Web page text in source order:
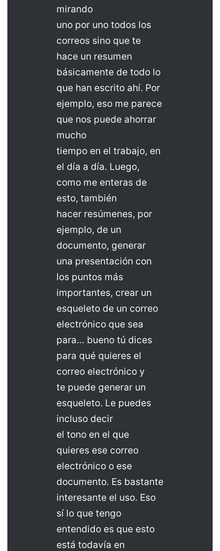
mirando
uno por uno todos los
correos sino que te
hace un resumen
básicamente de todo lo
que han escrito ahí. Por
ejemplo, eso me parece
que nos puede ahorrar
mucho
tiempo en el trabajo, en
el día a día. Luego,
como me enteras de
esto, también
hacer resúmenes, por
ejemplo, de un
documento, generar
una presentación con
los puntos más
importantes, crear un
esqueleto de un correo
electrónico que sea
para… bueno tú dices
para qué quieres el
correo electrónico y
te puede generar un
esqueleto. Le puedes
incluso decir
el tono en el que
quieres ese correo
electrónico o ese
documento. Es bastante
interesante el uso. Eso
sí lo que tengo
entendido es que esto
está todavía en